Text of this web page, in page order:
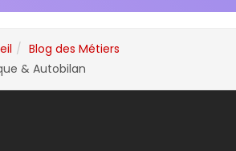
Blog des Métiers
& Autobilan